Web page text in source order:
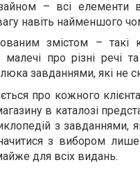
– всі елементи
навіть найменшого
змістом –
малечі про різні речі
завданнями, які не
про кожного
в каталозі
з завданнями,
з вибором
для всіх видань.